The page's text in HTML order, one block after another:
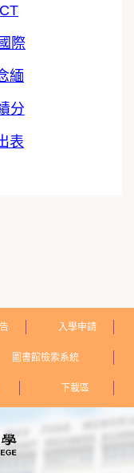
際
緬
分
表
入學申請
圖書館檢索系統
下載區